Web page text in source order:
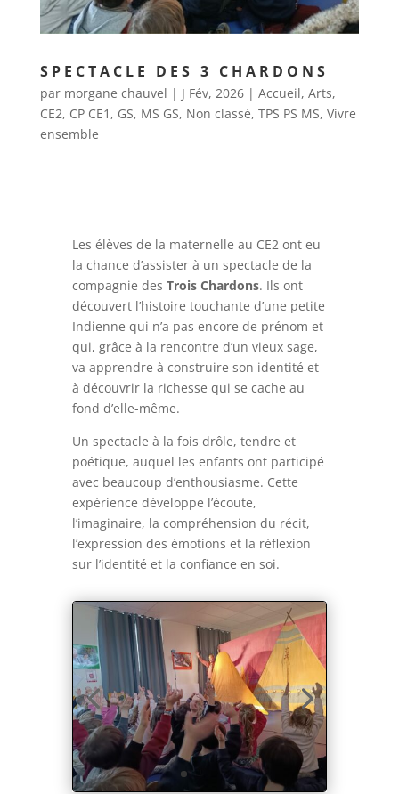
SPECTACLE DES 3 CHARDONS
par morgane chauvel | J Fév, 2026| Accueil, Arts,
CE2, CP CE1 , GS, MS GS, Non classé, TPS PS MS, Vivre
ensemble
Les élèves de la maternelle au CE2 ont eu
la chance d’assister à un spectacle de la
compagnie des Trois Chardons. Ils ont
découvert l’histoire touchante d’une petite
Indienne qui n’a pas encore de prénom et
qui, grâce à la rencontre d’un vieux sage,
va apprendre à construire son identité et
à découvrir la richesse qui se cache au
fond d’elle-même.
Un spectacle à la fois drôle, tendre et
poétique, auquel les enfants ont participé
avec beaucoup d’enthousiasme. Cette
expérience développe l’écoute,
l’imaginaire, la compréhension du récit,
l’expression des émotions et la réflexion
sur l’identité et la confiance en soi.